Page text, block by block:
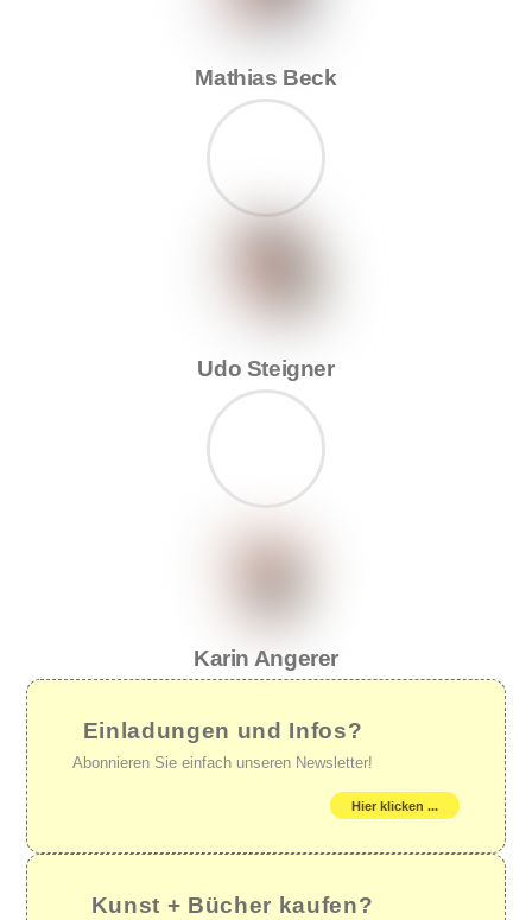
Mathias Beck
Udo Steigner
Karin Angerer
Einladungen und Infos?
Abonnieren Sie einfach unseren Newsletter!
Hier klicken ...
Kunst + Bücher kaufen?